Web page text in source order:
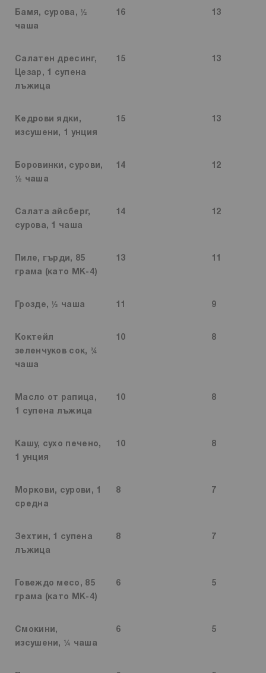
Бамя, сурова, ½
чаша
16 13
Салатен дресинг,
Цезар, 1 супена
лъжица
15 13
Кедрови ядки,
изсушени, 1 унция
15 13
Боровинки, сурови,
½ чаша
14 12
Салата айсберг,
сурова, 1 чаша
14 12
Пиле, гърди, 85
грама (като MK-4)
13 11
Грозде, ½ чаша 11 9
Коктейл
зеленчуков сок, ¾
чаша
10 8
Масло от рапица,
1 супена лъжица
10 8
Кашу, сухо печено,
1 унция
10 8
Моркови, сурови, 1
средна
8 7
Зехтин, 1 супена
лъжица
8 7
Говеждо месо, 85
грама (като MK-4)
6 5
Смокини,
изсушени, ¼ чаша
6 5